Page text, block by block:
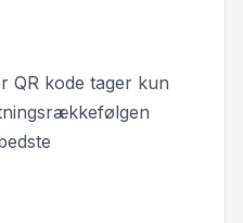
QR kode tager kun